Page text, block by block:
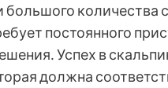
большого
постоянного
Успех в
должна